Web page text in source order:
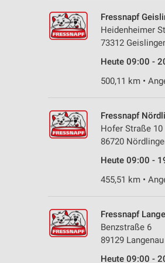
Fressnapf
Heidenheimer
73312
Heute 09:00 -
500,11 km •
Fressnapf
Hofer Straße 10
86720
Heute 09:00 -
455,51 km •
Fressnapf
Benzstraße 6
89129 Langenau
Heute 09:00 -